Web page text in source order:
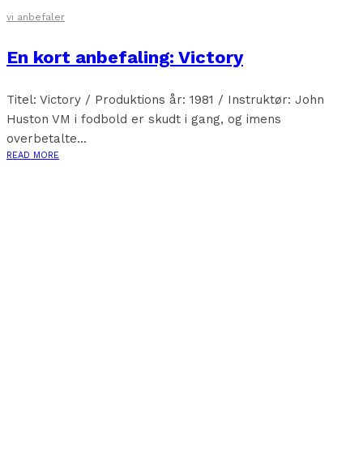
vi anbefaler
En kort anbefaling: Victory
Titel: Victory / Produktions år: 1981 / Instruktør: John
Huston VM i fodbold er skudt i gang, og imens
overbetalte...
READ MORE